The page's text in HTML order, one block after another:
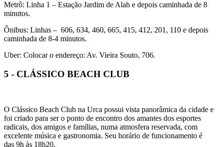
Metrô: Linha 1 – Estação Jardim de Alah e depois caminhada de 8
minutos.
Ônibus: Linhas – 606, 634, 460, 665, 415, 412, 201, 110 e depois
caminhada de 8-4 minutos.
Uber: Colocar o endereço: Av. Vieira Souto, 706.
5 - CLÁSSICO BEACH CLUB
O Clássico Beach Club na Urca possui vista panorâmica da cidade e
foi criado para ser o ponto de encontro dos amantes dos esportes
radicais, dos amigos e famílias, numa atmosfera reservada, com
excelente música e gastronomia. Seu horário de funcionamento é
das 9h às 18h20.